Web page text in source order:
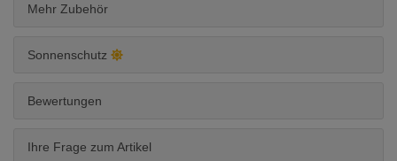
Mehr Zubehör
Sonnenschutz
Bewertungen
Ihre Frage zum Artikel